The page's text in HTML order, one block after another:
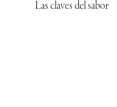
Las claves del sabor